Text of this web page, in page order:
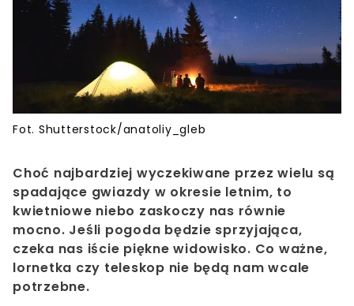
Fot. Shutterstock/anatoliy_gleb
Choć najbardziej wyczekiwane przez wielu są
spadające gwiazdy w okresie letnim, to
kwietniowe niebo zaskoczy nas równie
mocno. Jeśli pogoda będzie sprzyjająca,
czeka nas iście piękne widowisko. Co ważne,
lornetka czy teleskop nie będą nam wcale
potrzebne.